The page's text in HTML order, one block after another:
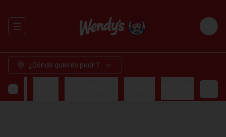
Abrir menu de navegación Login
¿Dónde quieres pedir?